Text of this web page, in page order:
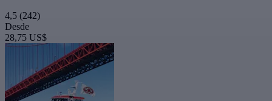
4,5 (242)
Desde
28,75 US$